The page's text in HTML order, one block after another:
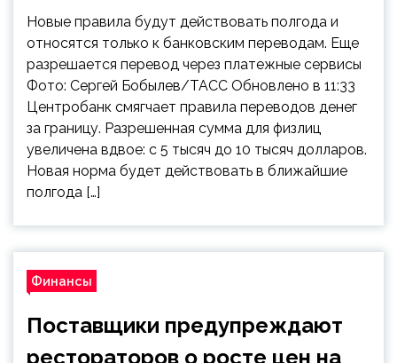
Новые правила будут действовать полгода и
относятся только к банковским переводам. Еще
разрешается перевод через платежные сервисы
Фото: Сергей Бобылев/ТАСС Обновлено в 11:33
Центробанк смягчает правила переводов денег
за границу. Разрешенная сумма для физлиц
увеличена вдвое: с 5 тысяч до 10 тысяч долларов.
Новая норма будет действовать в ближайшие
полгода […]
Финансы
Поставщики предупреждают
рестораторов о росте цен на